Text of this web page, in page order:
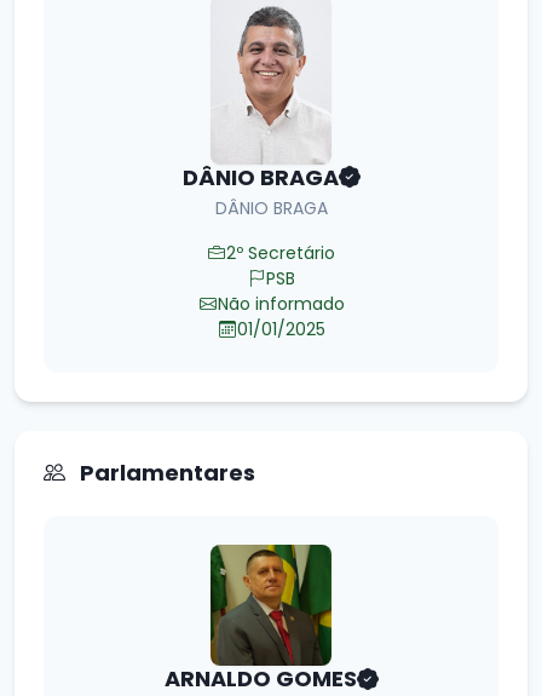
DÂNIO BRAGA
DÂNIO BRAGA
2º Secretário
PSB
Não informado
01/01/2025
Parlamentares
ARNALDO GOMES